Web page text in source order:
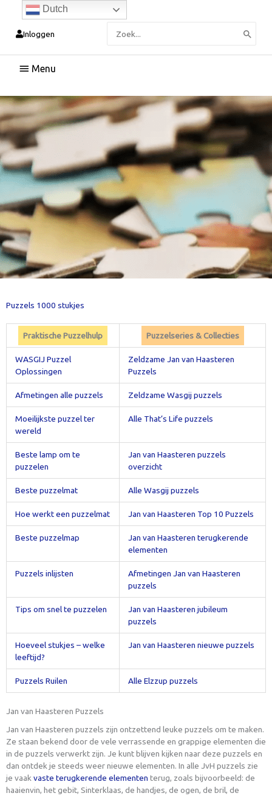
Inloggen
naar:
Hoofdmenu
Puzzels 1000 stukjes
Praktische Puzzelhulp Puzzelseries & Collecties
WASGIJ Puzzel
Oplossingen
Zeldzame Jan van Haasteren
Puzzels
Afmetingen alle puzzels Zeldzame Wasgij puzzels
Moeilijkste puzzel ter
wereld
Alle That’s Life puzzels
Beste lamp om te
puzzelen
Jan van Haasteren puzzels
overzicht
Beste puzzelmat Alle Wasgij puzzels
Hoe werkt een puzzelmat Jan van Haasteren Top 10 Puzzels
Beste puzzelmap
Jan van Haasteren terugkerende
elementen
Puzzels inlijsten
Afmetingen Jan van Haasteren
puzzels
Tips om snel te puzzelen
Jan van Haasteren jubileum
puzzels
Hoeveel stukjes – welke
leeftijd?
Jan van Haasteren nieuwe puzzels
Puzzels Ruilen Alle Elzzup puzzels
Jan van Haasteren Puzzels
Jan van Haasteren puzzels zijn ontzettend leuke puzzels om te maken.
Ze staan bekend door de vele verrassende en grappige elementen die
in de puzzels verwerkt zijn. Je kunt blijven kijken naar deze puzzels en
dan ontdek je steeds weer nieuwe elementen. In alle JvH puzzels zie
je vaak vaste terugkerende elementen terug, zoals bijvoorbeeld: de
haaienvin, het gebit, Sinterklaas, de handjes, de ogen, de bril, de
Dutch